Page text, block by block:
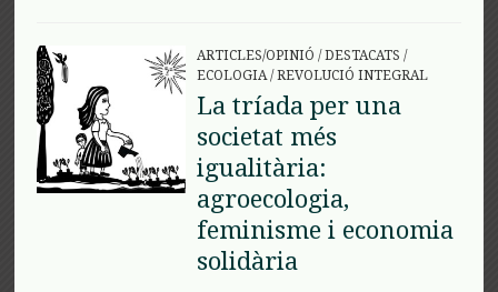
ARTICLES/OPINIÓ /DESTACATS /
ECOLOGIA/REVOLUCIÓ INTEGRAL
La tríada per una
societat més
igualitària:
agroecologia,
feminisme i economia
solidària